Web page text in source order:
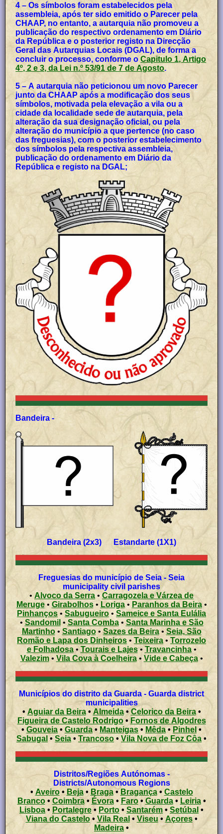
4 – Os símbolos foram estabelecidos pela
assembleia, após ter sido emitido o Parecer pela
CHAAP, no entanto, a autarquia não promoveu a
publicação do respectivo ordenamento em Diário
da República e o posterior registo na Direcção
Geral das Autarquias Locais (DGAL), de forma a
concluir o processo, conforme oCapitulo 1, Artigo
4º, 2 e 3, da Lei n.º 53/91 de 7 de Agosto.
5 – A autarquia não peticionou um novo Parecer
junto da CHAAP após a modificação dos seus
símbolos, motivada pela elevação a vila ou a
cidade da localidade sede de autarquia, pela
alteração da sua designação oficial, ou pela
alteração do município a que pertence (no caso
das freguesias), com o posterior estabelecimento
dos símbolos pela respectiva assembleia,
publicação do ordenamento em Diário da
República e registo na DGAL;
Bandeira -
Bandeira (2x3) Estandarte (1X1)
Freguesias do município de Seia - Seia
municipality civil parishes
• Alvoco da Serra • Carragozela e Várzea de
Meruge • Girabolhos• Loriga• Paranhos da Beira •
Pinhanços • Sabugueiro • Sameice e Santa Eulália
• Sandomil •Santa Comba• Santa Marinha e São
Martinho•Santiago•Sazes da Beira• Seia, São
Romão e Lapa dos Dinheiros • Teixeira • Torrozelo
e Folhadosa• Tourais e Lajes•Travancinha•
Valezim• Vila Cova à Coelheira• Vide e Cabeça •
Municípios do distrito da Guarda - Guarda district
municipalities
• Aguiar da Beira• Almeida•Celorico da Beira•
Figueira de Castelo Rodrigo• Fornos de Algodres
• Gouveia • Guarda • Manteigas • Mêda•Pinhel •
Sabugal • Seia • Trancoso • Vila Nova de Foz Côa •
Distritos/Regiões Autónomas -
Districts/Autonomous Regions
• Aveiro• Beja• Braga• Bragança•Castelo
Branco• Coimbra• Évora• Faro• Guarda• Leiria•
Lisboa • Portalegre • Porto • Santarém • Setúbal •
Viana do Castelo• Vila Real • Viseu • Açores •
Madeira •